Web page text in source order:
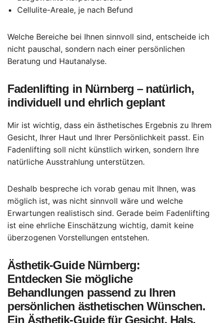
Cellulite-Areale, je nach Befund
Welche Bereiche bei Ihnen sinnvoll sind, entscheide ich
nicht pauschal, sondern nach einer persönlichen
Beratung und Hautanalyse.
Fadenlifting in Nürnberg – natürlich,
individuell und ehrlich geplant
Mir ist wichtig, dass ein ästhetisches Ergebnis zu Ihrem
Gesicht, Ihrer Haut und Ihrer Persönlichkeit passt. Ein
Fadenlifting soll nicht künstlich wirken, sondern Ihre
natürliche Ausstrahlung unterstützen.
Deshalb bespreche ich vorab genau mit Ihnen, was
möglich ist, was nicht sinnvoll wäre und welche
Erwartungen realistisch sind. Gerade beim Fadenlifting
ist eine ehrliche Einschätzung wichtig, damit keine
überzogenen Vorstellungen entstehen.
Ästhetik-Guide Nürnberg:
Entdecken Sie mögliche
Behandlungen passend zu Ihren
persönlichen ästhetischen Wünschen.
Ein Ästhetik-Guide für Gesicht, Hals,